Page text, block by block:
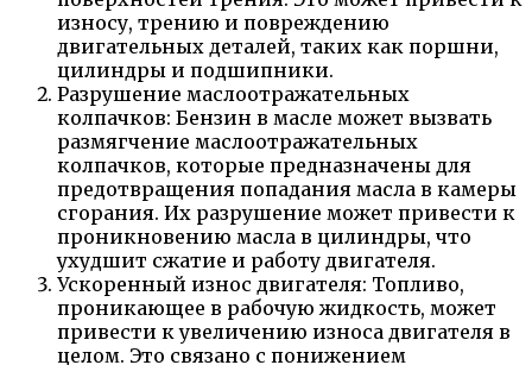
износу, трению и повреждению
двигательных деталей, таких как поршни,
цилиндры и подшипники.
Разрушение маслоотражательных
колпачков: Бензин в масле может вызвать
размягчение маслоотражательных
колпачков, которые предназначены для
предотвращения попадания масла в камеры
сгорания. Их разрушение может привести к
проникновению масла в цилиндры, что
ухудшит сжатие и работу двигателя.
Ускоренный износ двигателя: Топливо,
проникающее в рабочую жидкость, может
привести к увеличению износа двигателя в
целом. Это связано с понижением